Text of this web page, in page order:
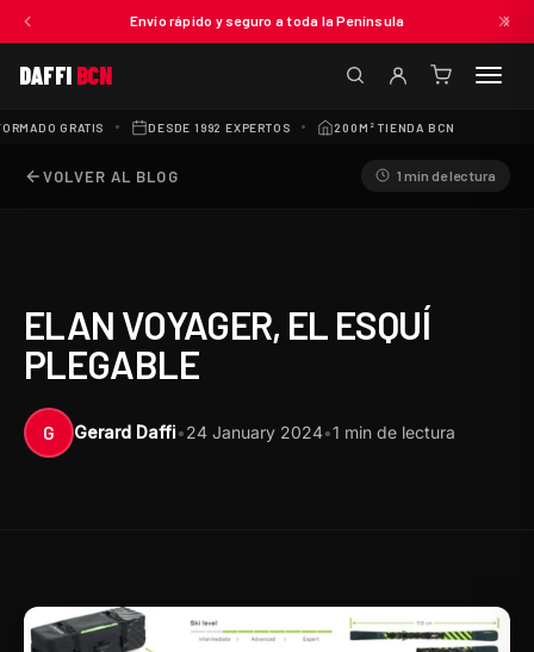
Envío rápido y seguro a toda la Península
DAFFI BCN
(0
GRATIS DESDE 1992 EXPERTOS 200M² TIENDA BCN
VOLVER AL BLOG 1 min de lectura
ELAN VOYAGER, EL ESQUÍ
PLEGABLE
G Gerard Daffi•24 January 2024•1 min de lectura